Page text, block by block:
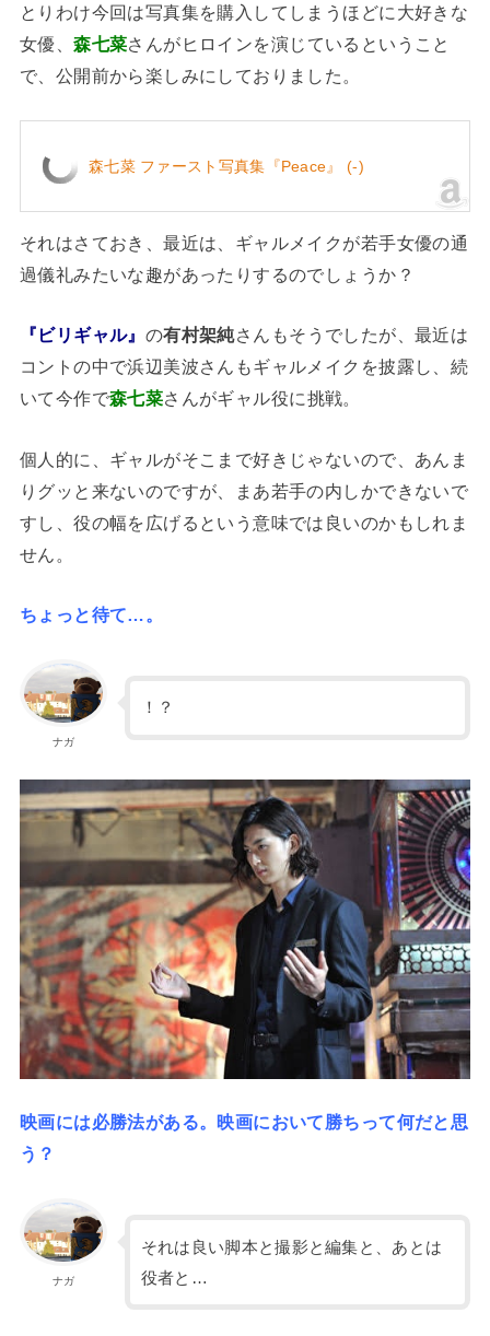
とりわけ今回は写真集を購入してしまうほどに大好きな
女優、森七菜さんがヒロインを演じているということ
で、公開前から楽しみにしておりました。
森七菜 ファースト写真集『Peace』 (-)
それはさておき、最近は、ギャルメイクが若手女優の通
過儀礼みたいな趣があったりするのでしょうか？
『ビリギャル』 の有村架純さんもそうでしたが、最近は
コントの中で浜辺美波さんもギャルメイクを披露し、続
いて今作で森七菜さんがギャル役に挑戦。
個人的に、ギャルがそこまで好きじゃないので、あんま
りグッと来ないのですが、まあ若手の内しかできないで
すし、役の幅を広げるという意味では良いのかもしれま
せん。
ちょっと待て…。
ナガ
！？
映画には必勝法がある。映画において勝ちって何だと思
う？
ナガ
それは良い脚本と撮影と編集と、あとは
役者と…